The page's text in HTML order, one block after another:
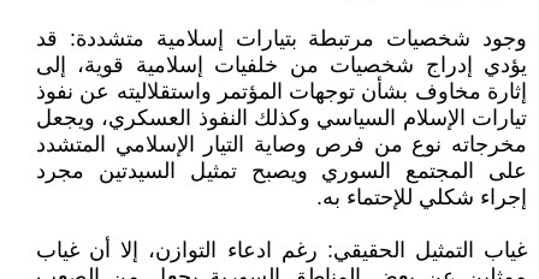
وجود شخصيات مرتبطة بتيارات إسلامية متشددة: قد
يؤدي إدراج شخصيات من خلفيات إسلامية قوية، إلى
إثارة مخاوف بشأن توجهات المؤتمر واستقلاليته عن نفوذ
تيارات الإسلام السياسي وكذلك النفوذ العسكري، ويجعل
مخرجاته نوع من فرص وصاية التيار الإسلامي المتشدد
على المجتمع السوري ويصبح تمثيل السيدتين مجرد
إجراء شكلي للإحتماء به.
غياب التمثيل الحقيقي: رغم ادعاء التوازن، إلا أن غياب